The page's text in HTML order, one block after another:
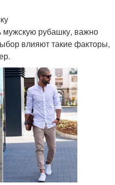
мужскую рубашку, важно
влияют такие факторы,